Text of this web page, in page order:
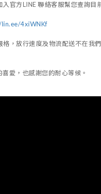
官方LINE 聯絡客服幫您查詢目
4xiWNKf
，放行速度及物流配送不在我
愛，也感謝您的耐心等候。